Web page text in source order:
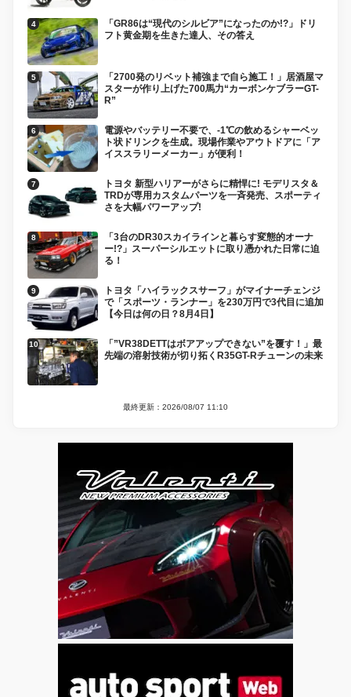
「GR86は“現代のシルビア”になったのか!?」ドリ
フト黄金期を生きた達人、その答え
「2700発のリベット補強まで自ら施工！」居酒屋マ
スターが作り上げた700馬力“カーボンケブラーGT-
R”
電源やバッテリー不要で、-1℃の飲めるシャーベッ
ト状ドリンクを生成。現場作業やアウトドアに「ア
イススラリーメーカー」が便利！
トヨタ 新型ハリアーがさらに精悍に! モデリスタ＆
TRDが専用カスタムパーツを一斉発売、スポーティ
さを大幅パワーアップ!
「3台のDR30スカイラインと暮らす変態的オーナ
ー!?」スーパーシルエットに取り憑かれた日常に迫
る！
トヨタ「ハイラックスサーフ」がマイナーチェンジ
で「スポーツ・ランナー」を230万円で3代目に追加
【今日は何の日？8月4日】
「”VR38DETTはボアアップできない”を覆す！」最
先端の溶射技術が切り拓くR35GT-Rチューンの未来
最終更新：2026/08/07 11:10